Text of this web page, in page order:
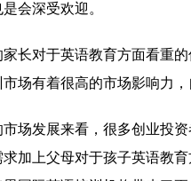
会深受欢迎。
长对于英语教育方面看重
场有着很高的市场影响力，
市场发展来看，很多创业投
加上父母对于孩子英语教